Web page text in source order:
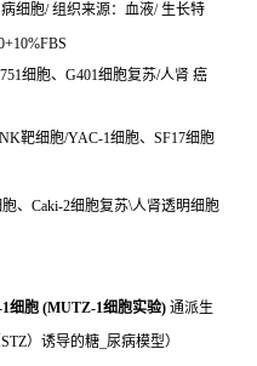
细胞/ 组织来源：血液/ 生长特
细胞、G401细胞复苏/人肾 癌
靶细胞/YAC-1细胞、SF17细胞
、Caki-2细胞复苏\人肾透明细胞
细胞 (MUTZ-1细胞实验) 通派生
）诱导的糖_尿病模型）